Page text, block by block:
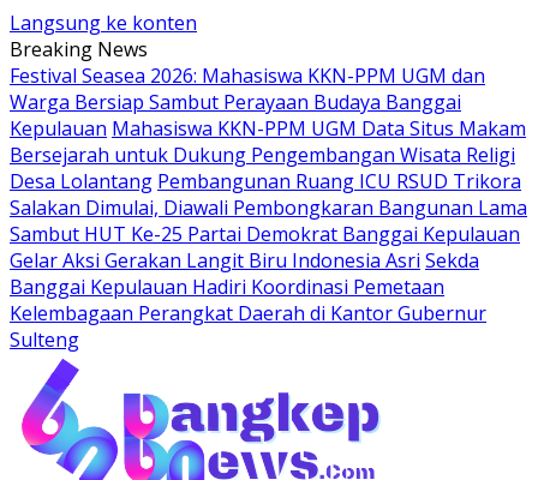
Langsung ke konten
Breaking News
Festival Seasea 2026: Mahasiswa KKN-PPM UGM dan
Warga Bersiap Sambut Perayaan Budaya Banggai
Kepulauan Mahasiswa KKN-PPM UGM Data Situs Makam
Bersejarah untuk Dukung Pengembangan Wisata Religi
Desa Lolantang Pembangunan Ruang ICU RSUD Trikora
Salakan Dimulai, Diawali Pembongkaran Bangunan Lama
Sambut HUT Ke-25 Partai Demokrat Banggai Kepulauan
Gelar Aksi Gerakan Langit Biru Indonesia Asri Sekda
Banggai Kepulauan Hadiri Koordinasi Pemetaan
Kelembagaan Perangkat Daerah di Kantor Gubernur
Sulteng